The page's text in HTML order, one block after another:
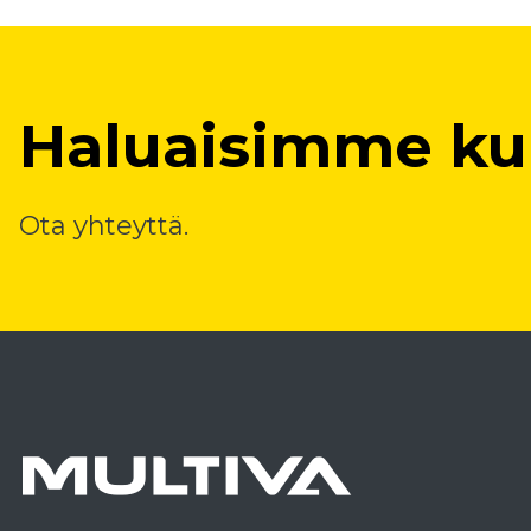
Haluaisimme
Ota yhteyttä.